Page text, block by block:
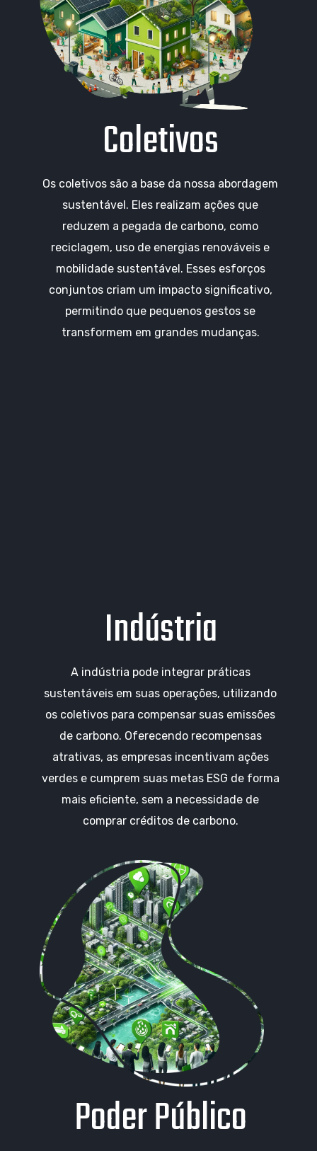
Coletivos
Os coletivos são a base da nossa abordagem
sustentável. Eles realizam ações que
reduzem a pegada de carbono, como
reciclagem, uso de energias renováveis e
mobilidade sustentável. Esses esforços
conjuntos criam um impacto significativo,
permitindo que pequenos gestos se
transformem em grandes mudanças.
Indústria
A indústria pode integrar práticas
sustentáveis em suas operações, utilizando
os coletivos para compensar suas emissões
de carbono. Oferecendo recompensas
atrativas, as empresas incentivam ações
verdes e cumprem suas metas ESG de forma
mais eficiente, sem a necessidade de
comprar créditos de carbono.
Poder Público